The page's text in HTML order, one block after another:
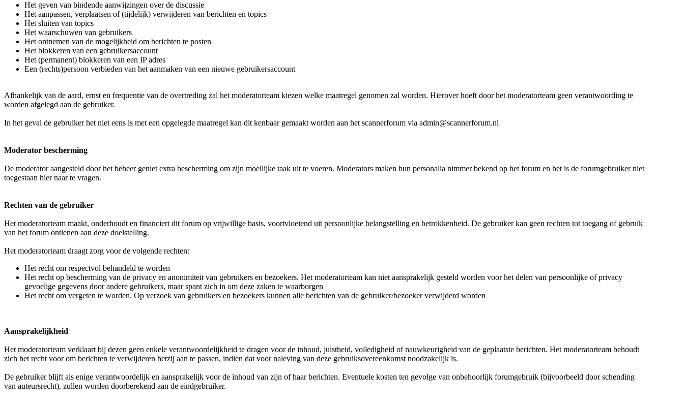
Het geven van bindende aanwijzingen over de discussie
Het aanpassen, verplaatsen of (tijdelijk) verwijderen van berichten en topics
Het sluiten van topics
Het waarschuwen van gebruikers
Het ontnemen van de mogelijkheid om berichten te posten
Het blokkeren van een gebruikersaccount
Het (permanent) blokkeren van een IP adres
Een (rechts)persoon verbieden van het aanmaken van een nieuwe gebruikersaccount
Afhankelijk van de aard, ernst en frequentie van de overtreding zal het moderatorteam kiezen welke maatregel genomen zal worden. Hierover hoeft door het moderatorteam geen verantwoording te
worden afgelegd aan de gebruiker.
In het geval de gebruiker het niet eens is met een opgelegde maatregel kan dit kenbaar gemaakt worden aan het scannerforum via admin@scannerforum.nl
Moderator bescherming
De moderator aangesteld door het beheer geniet extra bescherming om zijn moeilijke taak uit te voeren. Moderators maken hun personalia nimmer bekend op het forum en het is de forumgebruiker niet
toegestaan hier naar te vragen.
Rechten van de gebruiker
Het moderatorteam maakt, onderhoudt en financiert dit forum op vrijwillige basis, voortvloeiend uit persoonlijke belangstelling en betrokkenheid. De gebruiker kan geen rechten tot toegang of gebruik
van het forum ontlenen aan deze doelstelling.
Het moderatorteam draagt zorg voor de volgende rechten:
Het recht om respectvol behandeld te worden
Het recht op bescherming van de privacy en anonimiteit van gebruikers en bezoekers. Het moderatorteam kan niet aansprakelijk gesteld worden voor het delen van persoonlijke of privacy
gevoelige gegevens door andere gebruikers, maar spant zich in om deze zaken te waarborgen
Het recht om vergeten te worden. Op verzoek van gebruikers en bezoekers kunnen alle berichten van de gebruiker/bezoeker verwijderd worden
Aansprakelijkheid
Het moderatorteam verklaart bij dezen geen enkele verantwoordelijkheid te dragen voor de inhoud, juistheid, volledigheid of nauwkeurigheid van de geplaatste berichten. Het moderatorteam behoudt
zich het recht voor om berichten te verwijderen hetzij aan te passen, indien dat voor naleving van deze gebruiksovereenkomst noodzakelijk is.
De gebruiker blijft als enige verantwoordelijk en aansprakelijk voor de inhoud van zijn of haar berichten. Eventuele kosten ten gevolge van onbehoorlijk forumgebruik (bijvoorbeeld door schending
van auteursrecht), zullen worden doorberekend aan de eindgebruiker.